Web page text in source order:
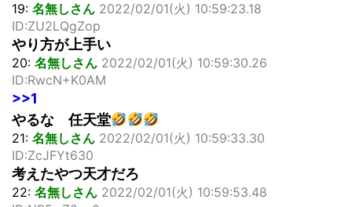
19: 名無しさん 2022/02/01(火) 10:59:23.18
ID:ZU2LQgZop
やり方が上手い
20: 名無しさん 2022/02/01(火) 10:59:30.26
ID:RwcN+K0AM
>>1
やるな 任天堂
21: 名無しさん 2022/02/01(火) 10:59:33.30
ID:ZcJFYt630
考えたやつ天才だろ
22: 名無しさん 2022/02/01(火) 10:59:53.48